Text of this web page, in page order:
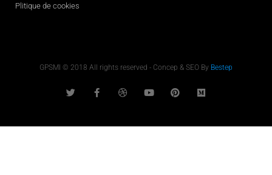
Plitique de cookies
GPSMI © 2018 All rights reserved - Concep & SEO By Bestep